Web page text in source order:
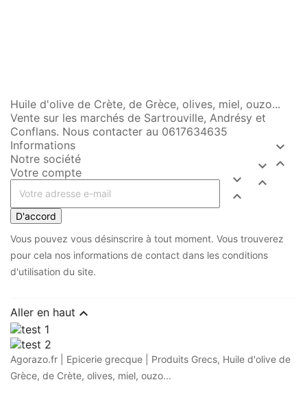
Huile d'olive de Crète, de Grèce, olives, miel, ouzo...
Vente sur les marchés de Sartrouville, Andrésy et
Conflans. Nous contacter au 0617634635
Informations


Notre société


Votre compte


D'accord
Vous pouvez vous désinscrire à tout moment. Vous trouverez
pour cela nos informations de contact dans les conditions
d'utilisation du site.
Aller en haut 
Agorazo.fr | Epicerie grecque | Produits Grecs, Huile d'olive de
Grèce, de Crète, olives, miel, ouzo...